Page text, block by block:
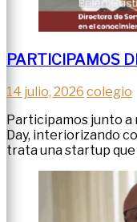
PARTICIPAMOS
14 julio, 2026 colegio
Participamos junto a
Day, interiorizando
trata una startup